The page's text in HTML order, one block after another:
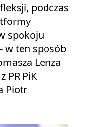
podczas
spokoju
w ten sposób
Lenza
PR PiK
Piotr